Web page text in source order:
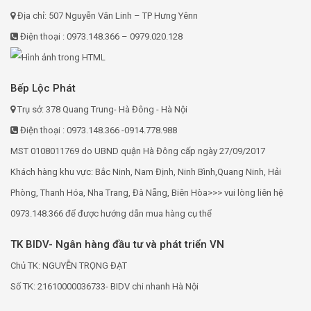
Địa chỉ: 507 Nguyễn Văn Linh – TP Hưng Yênn
Điện thoại : 0973.148.366 – 0979.020.128
Bếp Lộc Phát
Trụ sở: 378 Quang Trung- Hà Đông - Hà Nội
Điện thoại : 0973.148.366 -0914.778.988
MST 0108011769 do UBND quận Hà Đông cấp ngày 27/09/2017
Khách hàng khu vực: Bắc Ninh, Nam Định, Ninh Bình,Quang Ninh, Hải
Phòng, Thanh Hóa, Nha Trang, Đà Nẵng, Biên Hòa>>> vui lòng liên hệ
0973.148.366 để được hướng dẫn mua hàng cụ thể
TK BIDV- Ngân hàng đầu tư và phát triển VN
Chủ TK: NGUYỄN TRỌNG ĐẠT
Số TK: 21610000036733- BIDV chi nhanh Hà Nội